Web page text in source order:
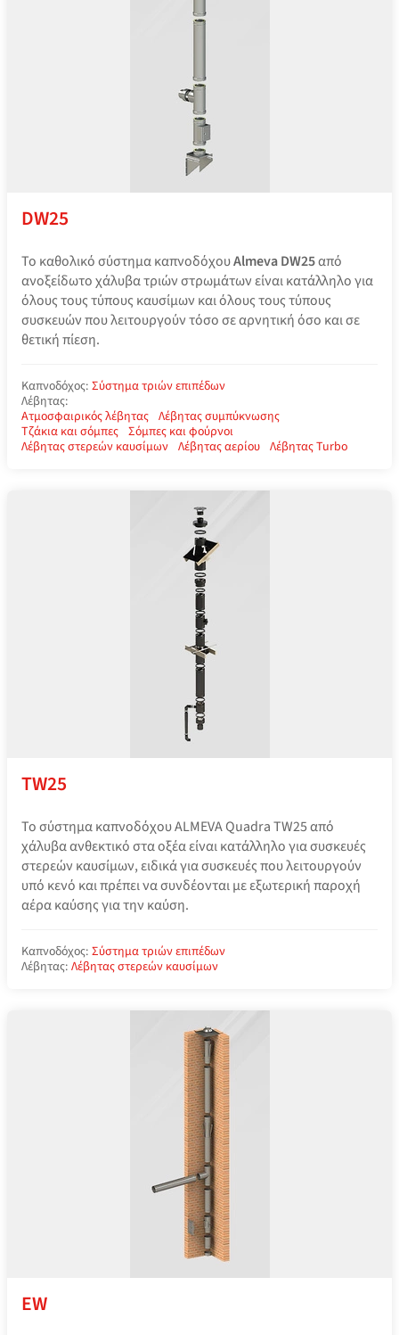
DW25
Το καθολικό σύστημα καπνοδόχουAlmeva DW25από
ανοξείδωτο χάλυβα τριών στρωμάτων είναι κατάλληλο για
όλους τους τύπους καυσίμων και όλους τους τύπους
συσκευών που λειτουργούν τόσο σε αρνητική όσο και σε
θετική πίεση.
Καπνοδόχος: Σύστημα τριών επιπέδων
Λέβητας:
Ατμοσφαιρικός λέβητας Λέβητας συμπύκνωσης
Τζάκια και σόμπες Σόμπες και φούρνοι
Λέβητας στερεών καυσίμων Λέβητας αερίου Λέβητας Turbo
TW25
Το σύστημα καπνοδόχου ALMEVA Quadra TW25 από
χάλυβα ανθεκτικό στα οξέα είναι κατάλληλο για συσκευές
στερεών καυσίμων, ειδικά για συσκευές που λειτουργούν
υπό κενό και πρέπει να συνδέονται με εξωτερική παροχή
αέρα καύσης για την καύση.
Καπνοδόχος: Σύστημα τριών επιπέδων
Λέβητας: Λέβητας στερεών καυσίμων
EW